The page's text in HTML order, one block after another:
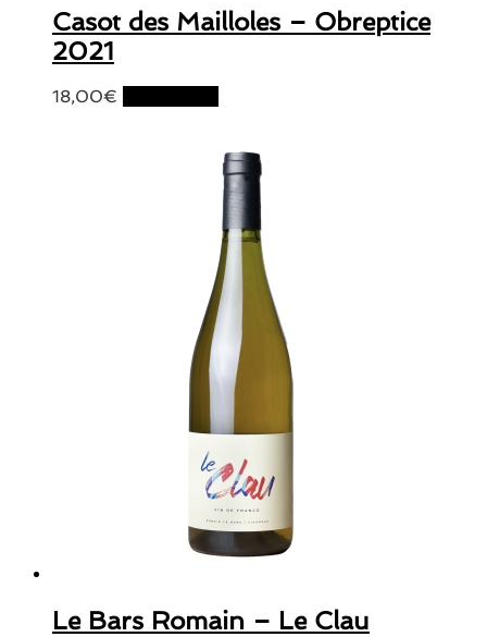
Casot des Mailloles – Obreptice
2021
18,00€
Le Bars Romain – Le Clau